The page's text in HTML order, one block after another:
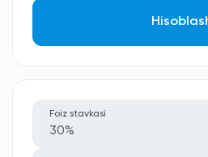
Foiz stavkasi
30%